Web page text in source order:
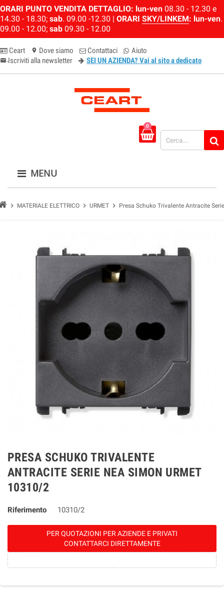
ORARI PUNTO VENDITA DETTAGLIO: lun-ven 08.30 - 12.30 e
14.30 - 18.30; sab. 09.00 -12.30 | ORARI SKY/LINKEM: lun-ven.
09.00 - 12.00; sab 09.30 - 12.00
Ceart location_on Dove siamo Contattaci Aiuto
email-newsletter
Iscriviti alla newsletter SEI UN AZIENDA? Vai al sito a dedicato
0
MENU
chevron_right MATERIALE ELETTRICO chevron_right URMET chevron_right Presa Schuko Trivalente Antracite
PRESA SCHUKO TRIVALENTE
ANTRACITE SERIE NEA SIMON URMET
10310/2
Riferimento 10310/2
PER QUOTAZIONI PER AZIENDE E PRIVATI
CONTATTARCI DIRETTAMENTE